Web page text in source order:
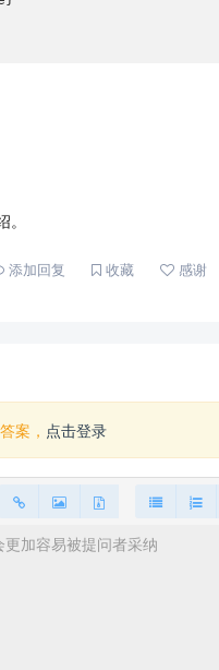
。
添加回复 收藏 感谢
案， 点击登录